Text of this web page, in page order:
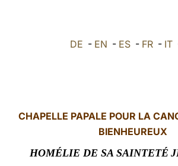
DE - EN - ES - FR - IT
CHAPELLE PAPALE POUR LA
BIENHEUREUX
HOMÉLIE DE SA SAINTETÉ